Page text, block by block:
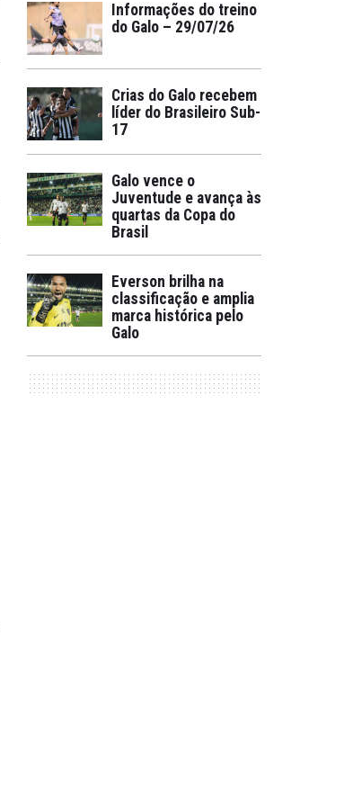
Informações do treino
do Galo – 29/07/26
Crias do Galo recebem
líder do Brasileiro Sub-
17
Galo vence o
Juventude e avança às
quartas da Copa do
Brasil
Everson brilha na
classificação e amplia
marca histórica pelo
Galo